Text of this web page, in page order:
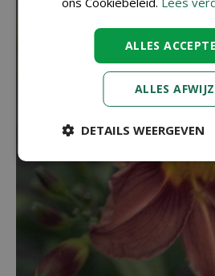
ALLES
ALLES
DETAILS WEERGEVEN